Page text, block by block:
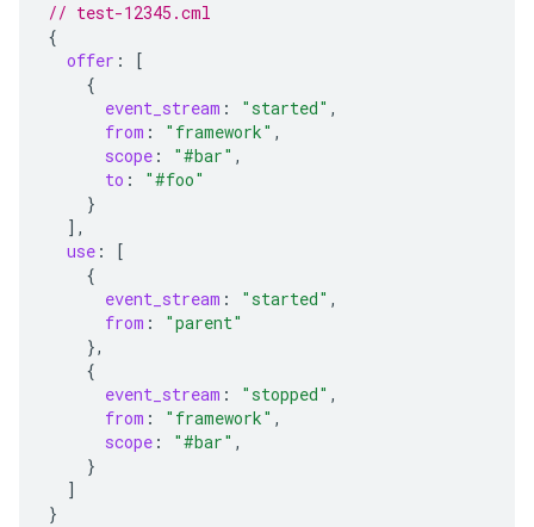
// test-12345.cml
{
offer :
[
{
event_stream : "started" ,
from : "framework" ,
scope : "#bar" ,
to :
"#foo"
}
],
use :
[
{
event_stream : "started" ,
from :
"parent"
},
{
event_stream : "stopped" ,
from : "framework" ,
scope : "#bar" ,
}
]
}